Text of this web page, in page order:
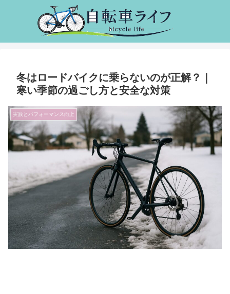
冬はロードバイクに乗らないのが正解？｜
寒い季節の過ごし方と安全な対策
実践とパフォーマンス向上